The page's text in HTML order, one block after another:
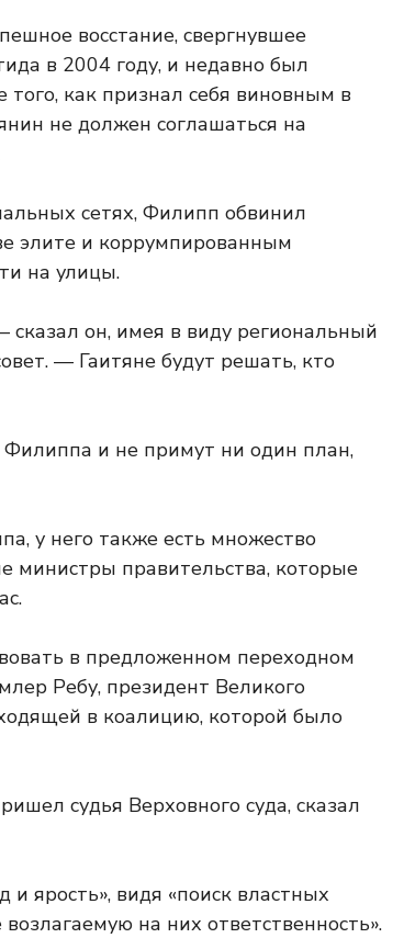
восстание, свергнувшее
в 2004 году, и недавно был
как признал себя виновным в
не должен соглашаться на
сетях, Филипп обвинил
элите и коррумпированным
на улицы.
он, имея в виду региональный
— Гаитяне будут решать, кто
и не примут ни один план,
у него также есть множество
министры правительства, которые
в предложенном переходном
Ребу, президент Великого
в коалицию, которой было
судья Верховного суда, сказал
ярость», видя «поиск властных
на них ответственность».